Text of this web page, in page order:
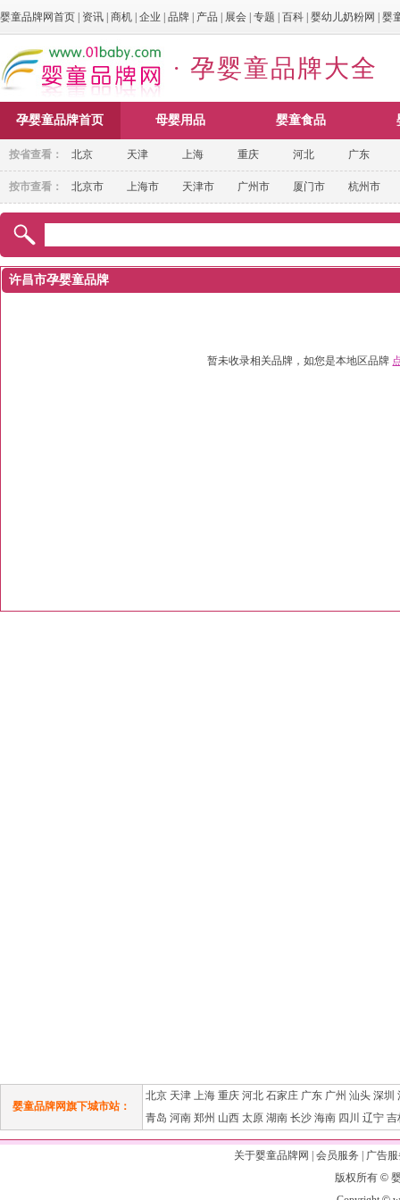
婴童品牌网首页 资讯 商机 企业 品牌 产品 展会 专题 百科 婴幼儿奶粉网 婴
· 孕婴童品牌大全
孕婴童品牌首页 母婴用品 婴童食品
北京 天津 上海 重庆 河北 广东
按省查看：
北京市 上海市 天津市 广州市 厦门市 杭州市
按市查看：
许昌市孕婴童品牌
暂未收录相关品牌，如您是本地区品牌
婴童品牌网旗下城市站：
北京 天津 上海 重庆 河北 石家庄 广东 广州 汕头 深圳
青岛 河南 郑州 山西 太原 湖南 长沙 海南 四川 辽宁 吉
关于婴童品牌网 会员服务
广告
版权所有 ©